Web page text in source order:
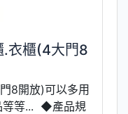
衣櫃(4大門8
8開放)可以多用
等等... ◆產品規